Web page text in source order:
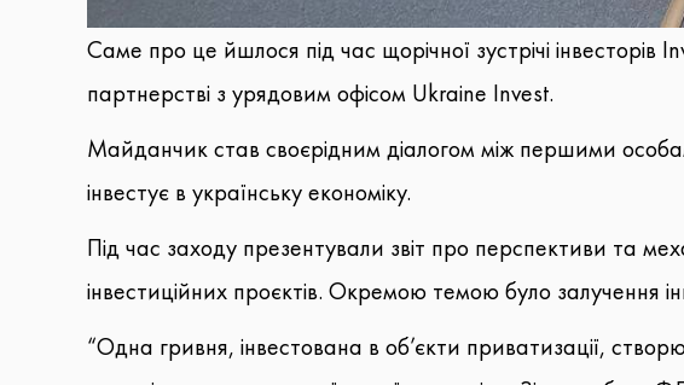
Саме про це йшлося під час щорічної зустрічі
партнерстві з урядовим офісом Ukraine Invest.
Майданчик став своєрідним діалогом між першими
інвестує в українську економіку.
Під час заходу презентували звіт про перспективи та
інвестиційних проєктів. Окремою темою було залучення
“Одна гривня, інвестована в об’єкти приватизації,